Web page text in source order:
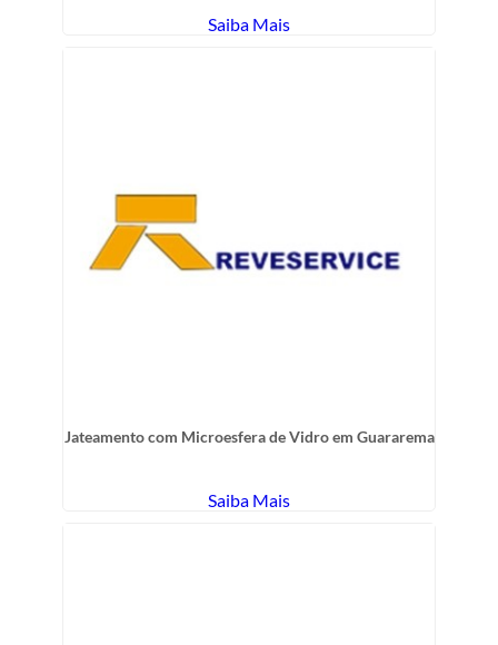
Saiba Mais
Jateamento com Microesfera de Vidro em Guararema
Saiba Mais